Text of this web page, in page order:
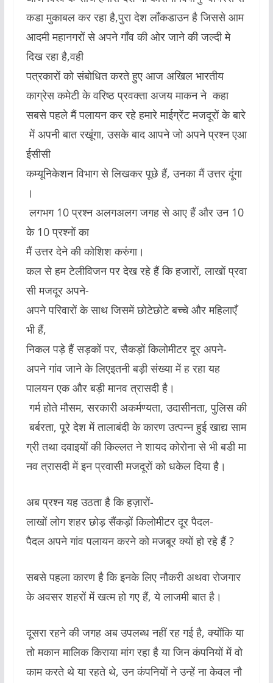
कडा मुकाबल कर रहा है,पुरा देश लाँकडाउन है जिससे आम
आदमी महानगरों से अपने गाँव की ओर जाने की जल्दी मे
दिख रहा है,वही
पत्रकारों को संबोधित करते हुए आज अखिल भारतीय
काग्रेस कमेटी के वरिष्ठ प्रवक्ता अजय माकन ने कहा
सबसे पहले मैं पलायन कर रहे हमारे माईग्रेंट मजदूरों के बारे
में अपनी बात रखूंगा, उसके बाद आपने जो अपने प्रश्न एआ
ईसीसी
कम्यूनिकेशन विभाग से लिखकर पूछे हैं, उनका मैं उत्तर दूंगा
।
लगभग 10 प्रश्न अलगअलग जगह से आए हैं और उन 10
के 10 प्रश्नों का
मैं उत्तर देने की कोशिश करुंगा।
कल से हम टेलीविजन पर देख रहे हैं कि हजारों, लाखों प्रवा
सी मजदूर अपने-
अपने परिवारों के साथ जिसमें छोटेछोटे बच्चे और महिलाएँ
भी हैं,
निकल पड़े हैं सड़कों पर, सैकड़ों किलोमीटर दूर अपने-
अपने गांव जाने के लिएइतनी बड़ी संख्या में ह रहा यह
पालयन एक और बड़ी मानव त्रासदी है।
गर्म होते मौसम, सरकारी अकर्मण्यता, उदासीनता, पुलिस की
बर्बरता, पूरे देश में तालाबंदी के कारण उत्पन्न हुई खाद्य साम
ग्री तथा दवाइयों की किल्लत ने शायद कोरोना से भी बडी मा
नव त्रासदी में इन प्रवासी मजदूरों को धकेल दिया है।
अब प्रश्न यह उठता है कि हज़ारों-
लाखों लोग शहर छोड़ सैंकड़ों किलोमीटर दूर पैदल-
पैदल अपने गांव पलायन करने को मजबूर क्यों हो रहे हैं ?
सबसे पहला कारण है कि इनके लिए नौकरी अथवा रोजगार
के अवसर शहरों में खत्म हो गए हैं, ये लाजमी बात है।
दूसरा रहने की जगह अब उपलब्ध नहीं रह गई है, क्योंकि या
तो मकान मालिक किराया मांग रहा है या जिन कंपनियों में वो
काम करते थे या रहते थे, उन कंपनियों ने उन्हें ना केवल नौ